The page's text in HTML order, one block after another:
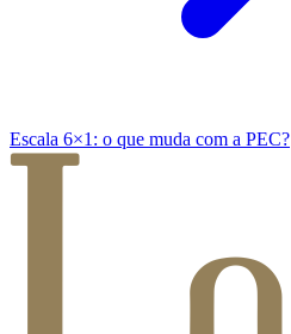
Escala 6×1: o que muda com a PEC?